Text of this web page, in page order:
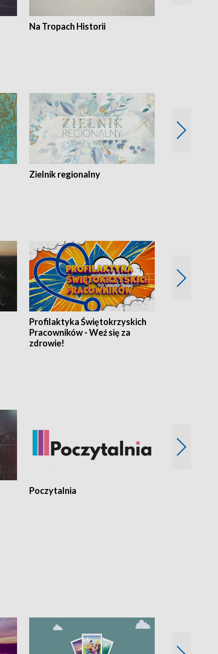
Na Tropach Historii
Zielnik regionalny
Profilaktyka Świętokrzyskich
Pracowników - Weź się za
zdrowie!
Poczytalnia